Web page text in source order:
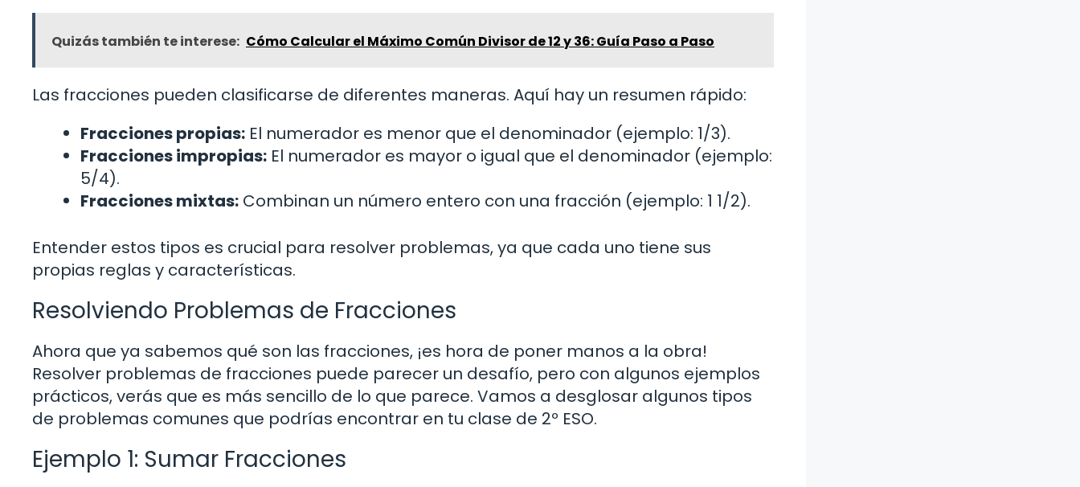
Quizás también te interese: Cómo Calcular el Máximo Común Divisor de 12 y 36: Guía Paso a Paso
Las fracciones pueden clasificarse de diferentes maneras. Aquí hay un resumen rápido:
Fracciones propias: El numerador es menor que el denominador (ejemplo: 1/3).
Fracciones impropias: El numerador es mayor o igual que el denominador (ejemplo:
5/4).
Fracciones mixtas: Combinan un número entero con una fracción (ejemplo: 1 1/2).
Entender estos tipos es crucial para resolver problemas, ya que cada uno tiene sus
propias reglas y características.
Resolviendo Problemas de Fracciones
Ahora que ya sabemos qué son las fracciones, ¡es hora de poner manos a la obra!
Resolver problemas de fracciones puede parecer un desafío, pero con algunos ejemplos
prácticos, verás que es más sencillo de lo que parece. Vamos a desglosar algunos tipos
de problemas comunes que podrías encontrar en tu clase de 2º ESO.
Ejemplo 1: Sumar Fracciones